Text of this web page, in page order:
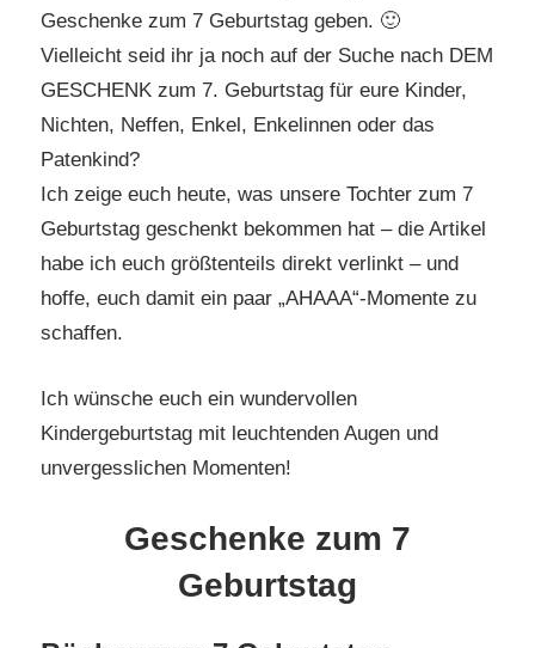
Travelblog
Geschenke zum 7 Geburtstag geben. 🙂
Vielleicht seid ihr ja noch auf der Suche nach DEM
GESCHENK zum 7. Geburtstag für eure Kinder,
Nichten, Neffen, Enkel, Enkelinnen oder das
Patenkind?
Ich zeige euch heute, was unsere Tochter zum 7
Geburtstag geschenkt bekommen hat – die Artikel
habe ich euch größtenteils direkt verlinkt – und
hoffe, euch damit ein paar „AHAAA“-Momente zu
schaffen.
Ich wünsche euch ein wundervollen
Kindergeburtstag mit leuchtenden Augen und
unvergesslichen Momenten!
Geschenke zum 7
Geburtstag